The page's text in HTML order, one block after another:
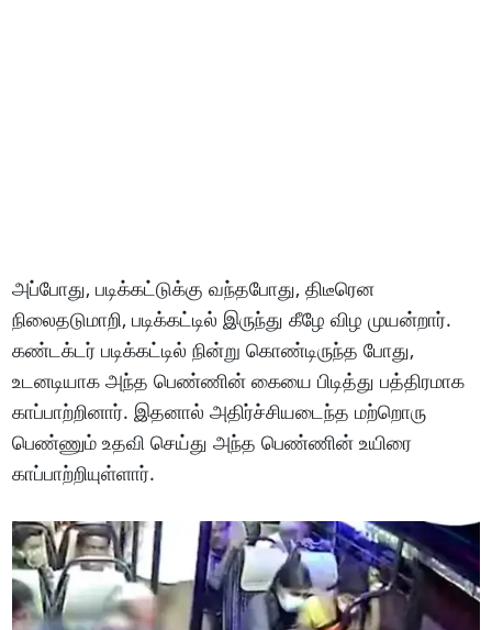
அப்போது, ​​படிக்கட்டுக்கு வந்தபோது, ​​திடீரென
நிலைதடுமாறி, படிக்கட்டில் இருந்து கீழே விழ முயன்றார்.
கண்டக்டர் படிக்கட்டில் நின்று கொண்டிருந்த போது, ​​
உடனடியாக அந்த பெண்ணின் கையை பிடித்து பத்திரமாக
காப்பாற்றினார். இதனால் அதிர்ச்சியடைந்த மற்றொரு
பெண்ணும் உதவி செய்து அந்த பெண்ணின் உயிரை
காப்பாற்றியுள்ளார்.